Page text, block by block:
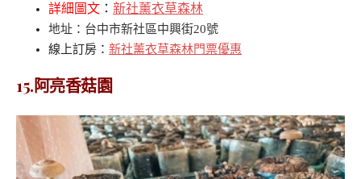
詳細圖文 ： 新社薰衣草森林
地址：台中市新社區中興街20號
線上訂房： 新社薰衣草森林門票優惠
15.阿亮香菇園